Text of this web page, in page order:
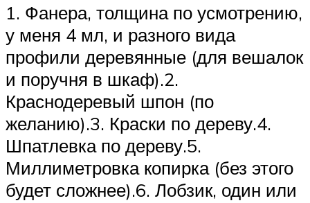
1. Фанера, толщина по усмотрению,
у меня 4 мл, и разного вида
профили деревянные (для вешалок
и поручня в шкаф).2.
Краснодеревый шпон (по
желанию).3. Краски по дереву.4.
Шпатлевка по дереву.5.
Миллиметровка копирка (без этого
будет сложнее).6. Лобзик, один или